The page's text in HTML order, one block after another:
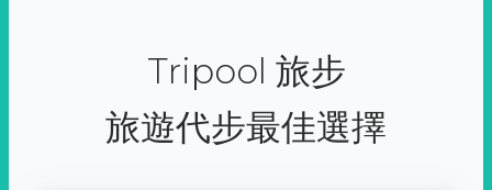
Tripool 旅步
旅遊代步最佳選擇